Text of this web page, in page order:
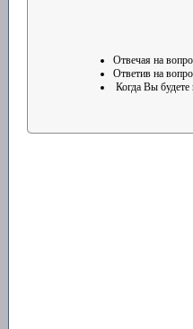
Отвечая на
Ответив на
Когда Вы